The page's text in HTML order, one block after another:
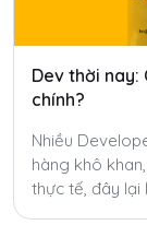
Dev thời nay:
chính?
Nhiều
hàng khô
thực tế, đây lại